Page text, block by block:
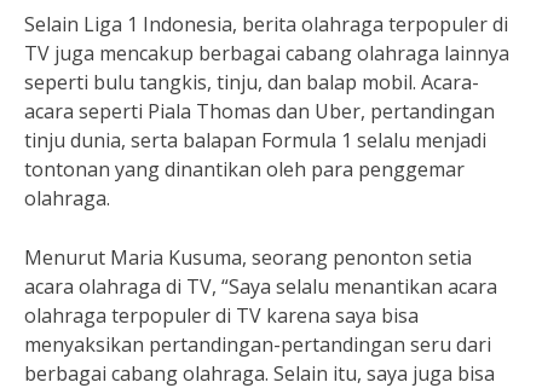
Selain Liga 1 Indonesia, berita olahraga terpopuler di
TV juga mencakup berbagai cabang olahraga lainnya
seperti bulu tangkis, tinju, dan balap mobil. Acara-
acara seperti Piala Thomas dan Uber, pertandingan
tinju dunia, serta balapan Formula 1 selalu menjadi
tontonan yang dinantikan oleh para penggemar
olahraga.
Menurut Maria Kusuma, seorang penonton setia
acara olahraga di TV, “Saya selalu menantikan acara
olahraga terpopuler di TV karena saya bisa
menyaksikan pertandingan-pertandingan seru dari
berbagai cabang olahraga. Selain itu, saya juga bisa